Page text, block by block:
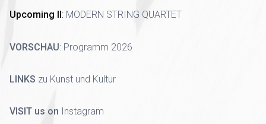
Upcoming II : MODERN STRING QUARTET
VORSCHAU: Programm 2026
LINKS zu Kunst und Kultur
VISIT us on Instagram